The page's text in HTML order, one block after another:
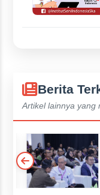
Berita
Artikel lainnya yang